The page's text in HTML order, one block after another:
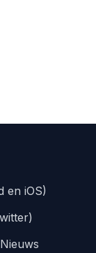
en iOS)
Nieuws